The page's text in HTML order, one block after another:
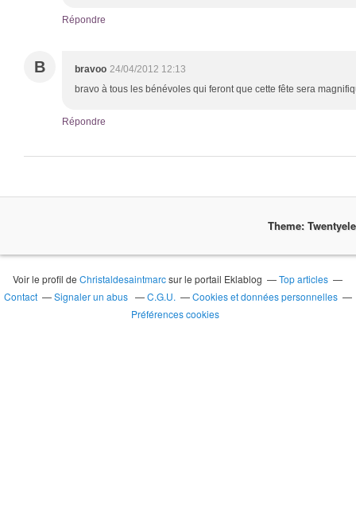
Répondre
B bravoo 24/04/2012 12:13
bravo à tous les bénévoles qui feront que cette fête sera
Répondre
Theme:
Voir le profil deChristaldesaintmarcsur le portail Eklablog
Top articles
Contact
Signaler un abus C.G.U.
Cookies et données personnelles
Préférences cookies